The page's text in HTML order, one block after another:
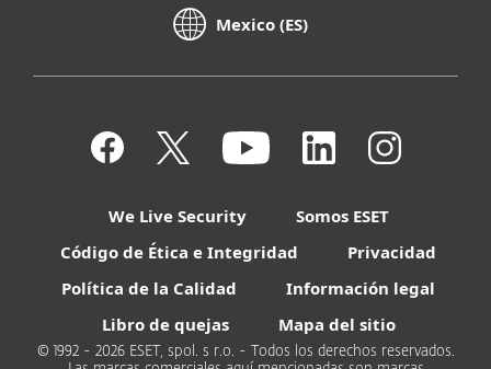
Mexico (ES)
We Live Security
Somos ESET
Código de Ética e Integridad
Privacidad
Política de la Calidad
Información legal
Libro de quejas
Mapa del sitio
© 1992 - 2026 ESET, spol. s r.o. - Todos los derechos reservados.